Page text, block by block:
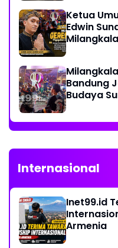
Ketua
Edwin
Bandung
Budaya
Internasional
Inet99.id
Armenia